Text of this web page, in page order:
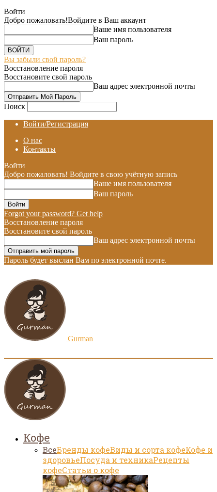
Войти
Добро пожаловать!Войдите в Ваш аккаунт
Ваше имя пользователя
Ваш пароль
Вы забыли свой пароль?
Восстановление пароля
Восстановите свой пароль
Ваш адрес электронной почты
Поиск
Войти/Регистрация
О нас
Контакты
Войти
Добро пожаловать! Войдите в свою учётную запись
Ваше имя пользователя
Ваш пароль
Forgot your password? Get help
Восстановление пароля
Восстановите свой пароль
Ваш адрес электронной почты
Пароль будет выслан Вам по электронной почте.
Gurman
Кофе
ВсеБренды кофеВиды и сорта кофеКофе и
здоровьеПосуда и техникаРецепты
кофеСтатьи о кофе